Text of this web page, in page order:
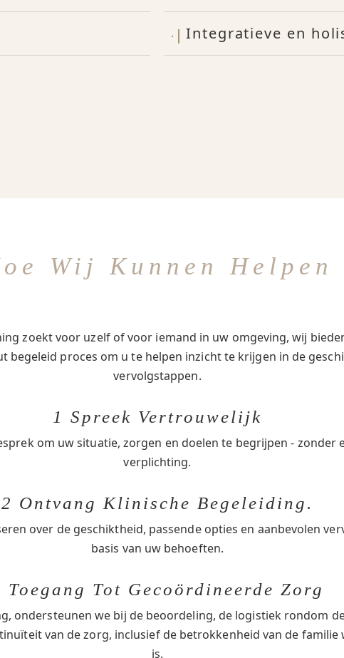
Integratieve en
Wij Kunnen Helpen
zoekt voor uzelf of voor iemand in uw omgeving, wij
begeleid proces om u te helpen inzicht te krijgen in de
vervolgstappen.
1 Spreek Vertrouwelijk
om uw situatie, zorgen en doelen te begrijpen - zonder
verplichting.
2 Ontvang Klinische Begeleiding.
over de geschiktheid, passende opties en aanbevolen
basis van uw behoeften.
Toegang Tot Gecoördineerde Zorg
ondersteunen we bij de beoordeling, de logistiek rondom
van de zorg, inclusief de betrokkenheid van de
is.